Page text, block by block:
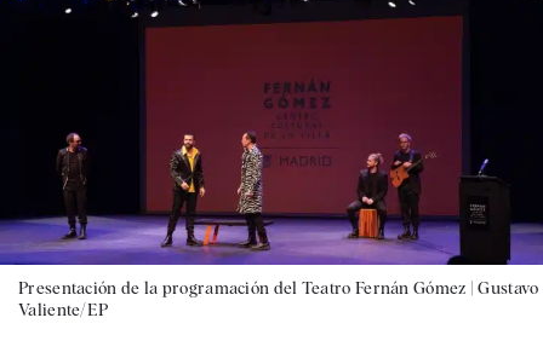
Presentación de la programación del Teatro Fernán Gómez |Gustavo
Valiente/EP